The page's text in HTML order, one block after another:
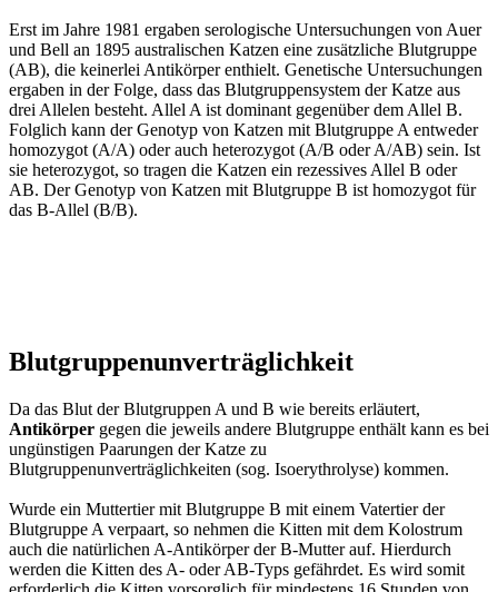
Erst im Jahre 1981 ergaben serologische Untersuchungen von Auer
und Bell an 1895 australischen Katzen eine zusätzliche Blutgruppe
(AB), die keinerlei Antikörper enthielt. Genetische Untersuchungen
ergaben in der Folge, dass das Blutgruppensystem der Katze aus
drei Allelen besteht. Allel A ist dominant gegenüber dem Allel B.
Folglich kann der Genotyp von Katzen mit Blutgruppe A entweder
homozygot (A/A) oder auch heterozygot (A/B oder A/AB) sein. Ist
sie heterozygot, so tragen die Katzen ein rezessives Allel B oder
AB. Der Genotyp von Katzen mit Blutgruppe B ist homozygot für
das B-Allel (B/B).
Blutgruppenunverträglichkeit
Da das Blut der Blutgruppen A und B wie bereits erläutert,
Antikörper gegen die jeweils andere Blutgruppe enthält kann es bei
ungünstigen Paarungen der Katze zu
Blutgruppenunverträglichkeiten (sog. Isoerythrolyse) kommen.
Wurde ein Muttertier mit Blutgruppe B mit einem Vatertier der
Blutgruppe A verpaart, so nehmen die Kitten mit dem Kolostrum
auch die natürlichen A-Antikörper der B-Mutter auf. Hierdurch
werden die Kitten des A- oder AB-Typs gefährdet. Es wird somit